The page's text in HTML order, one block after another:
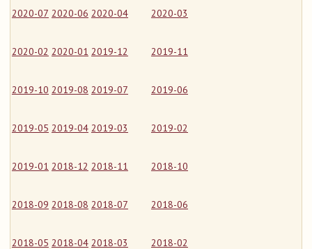
2020-07 2020-06 2020-04 2020-03
2020-02 2020-01 2019-12 2019-11
2019-10 2019-08 2019-07 2019-06
2019-05 2019-04 2019-03 2019-02
2019-01 2018-12 2018-11 2018-10
2018-09 2018-08 2018-07 2018-06
2018-05 2018-04 2018-03 2018-02